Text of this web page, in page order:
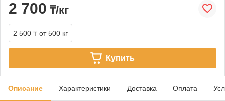
2 700 ₸/кг
2 500 ₸ от 500 кг
Купить
Описание Характеристики Доставка Оплата